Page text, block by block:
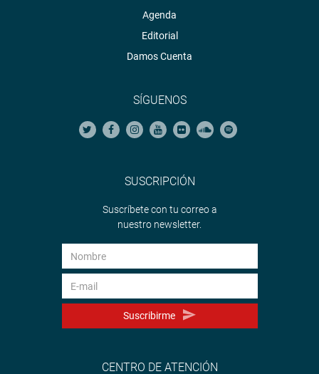
Agenda
Editorial
Damos Cuenta
SÍGUENOS
SUSCRIPCIÓN
Suscríbete con tu correo a
nuestro newsletter.
Suscribirme
CENTRO DE ATENCIÓN